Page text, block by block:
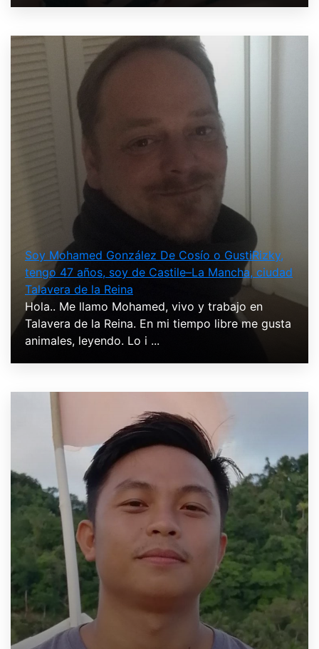
Soy Mohamed González De Cosío o GustiRizky,
tengo 47 años, soy de Castile–La Mancha, ciudad
Talavera de la Reina
Hola.. Me llamo Mohamed, vivo y trabajo en
Talavera de la Reina. En mi tiempo libre me gusta
animales, leyendo. Lo i ...